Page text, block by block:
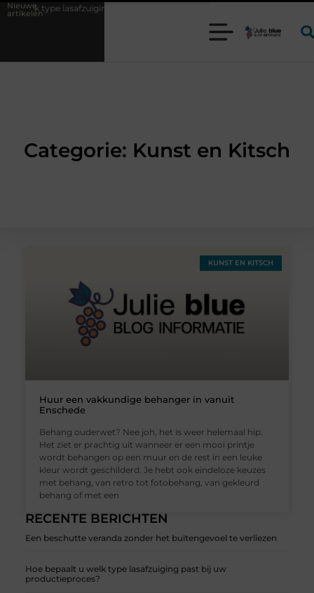
Nieuwe
artikelen
type lasafzuiging past bij uw productieproces?
Categorie: Kunst en Kitsch
RECENTE BERICHTEN
Een beschutte veranda zonder het buitengevoel te verliezen
Hoe bepaalt u welk type lasafzuiging past bij uw
productieproces?
KUNST EN KITSCH
Huur een vakkundige behanger in vanuit
Enschede
Behang ouderwet? Nee joh, het is weer helemaal hip.
Het ziet er prachtig uit wanneer er een mooi printje
wordt behangen op een muur en de rest in een leuke
kleur wordt geschilderd. Je hebt ook eindeloze keuzes
met behang, van retro tot fotobehang, van gekleurd
behang of met een